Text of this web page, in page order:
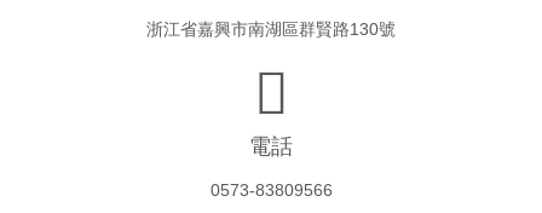
浙江省嘉興市南湖區群賢路130號
電話
0573-83809566